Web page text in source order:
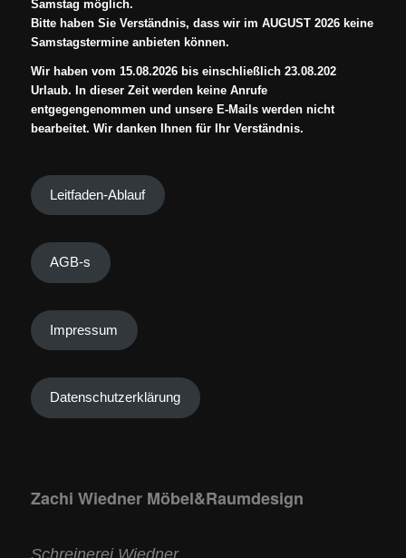
Samstag möglich.
Bitte haben Sie Verständnis, dass wir im AUGUST 2026 keine
Samstagstermine anbieten können.
Wir haben vom 15.08.2026 bis einschließlich 23.08.202
Urlaub. In dieser Zeit werden keine Anrufe
entgegengenommen und unsere E-Mails werden nicht
bearbeitet. Wir danken Ihnen für Ihr Verständnis.
Leitfaden-Ablauf
AGB-s
Impressum
Datenschutzerklärung
Zachi Wiedner Möbel&Raumdesign
Schreinerei Wiedner